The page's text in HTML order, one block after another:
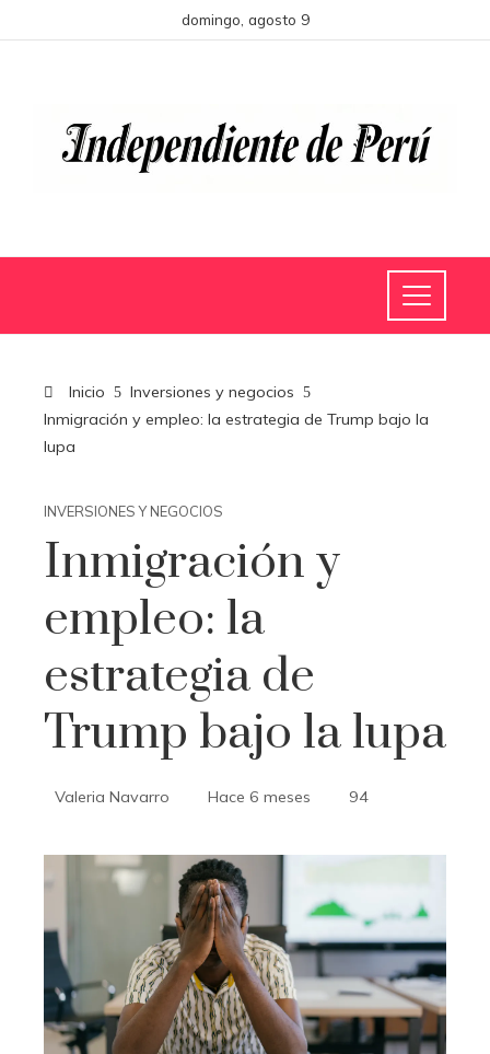
domingo, agosto 9
Inicio
Inversiones y negocios
Inmigración y empleo: la estrategia de Trump bajo la
lupa
INVERSIONES Y NEGOCIOS
Inmigración y
empleo: la
estrategia de
Trump bajo la lupa
Valeria Navarro Hace 6 meses 94